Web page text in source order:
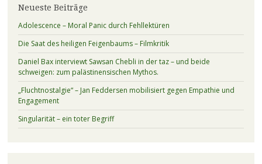
Neueste Beiträge
Adolescence – Moral Panic durch Fehllektüren
Die Saat des heiligen Feigenbaums – Filmkritik
Daniel Bax interviewt Sawsan Chebli in der taz – und beide
schweigen: zum palästinensischen Mythos.
„Fluchtnostalgie“ – Jan Feddersen mobilisiert gegen Empathie und
Engagement
Singularität – ein toter Begriff